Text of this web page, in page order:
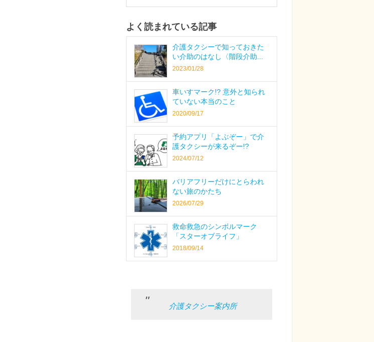
よく読まれている記事
介護タクシーで知っておきた
い介助のはなし〈階段介助...
2023/01/28
車いすマーク!? 意外と知られ
ていない本当のこと
2020/09/17
予約アプリ「よぶぞー」で介
護タクシーが来るぞー!?
2024/07/12
バリアフリーだけにとらわれ
ない旅のかたち
2026/07/29
救命救急のシンボルマーク
「スターオブライフ」
2018/09/14
介護タクシー案内所